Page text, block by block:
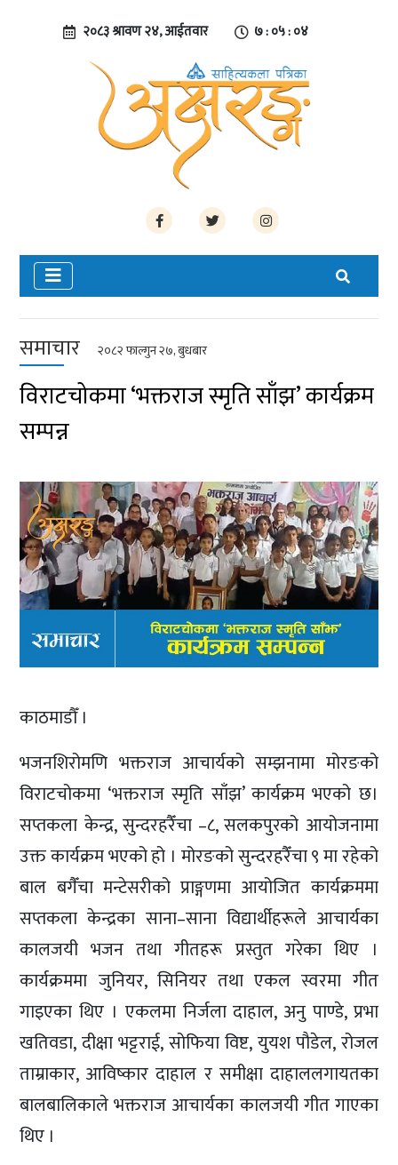
२०८३ श्रावण २४, आईतवार ७ : ०५ : ०५
समाचार २०८२ फाल्गुन २७, बुधबार
विराटचोकमा ‘भक्तराज स्मृति साँझ’ कार्यक्रम
सम्पन्न
काठमाडौँ ।
भजनशिरोमणि भक्तराज आचार्यको सम्झनामा मोरङको
विराटचोकमा ‘भक्तराज स्मृति साँझ’ कार्यक्रम भएको छ।
सप्तकला केन्द्र, सुन्दरहरैँचा –८, सलकपुरको आयोजनामा
उक्त कार्यक्रम भएको हो । मोरङको सुन्दरहरैँचा ९ मा रहेको
बाल बगैँचा मन्टेसरीको प्राङ्गणमा आयोजित कार्यक्रममा
सप्तकला केन्द्रका साना–साना विद्यार्थीहरूले आचार्यका
कालजयी भजन तथा गीतहरू प्रस्तुत गरेका थिए ।
कार्यक्रममा जुनियर, सिनियर तथा एकल स्वरमा गीत
गाइएका थिए । एकलमा निर्जला दाहाल, अनु पाण्डे, प्रभा
खतिवडा, दीक्षा भट्टराई, सोफिया विष्ट, युयश पौडेल, रोजल
ताम्राकार, आविष्कार दाहाल र समीक्षा दाहाललगायतका
बालबालिकाले भक्तराज आचार्यका कालजयी गीत गाएका
थिए ।